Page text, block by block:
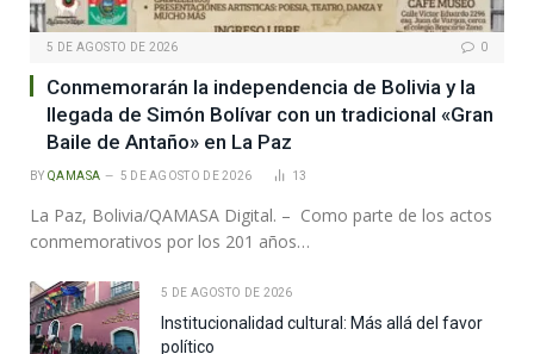
5 DE AGOSTO DE 2026 0
Conmemorarán la independencia de Bolivia y la
llegada de Simón Bolívar con un tradicional «Gran
Baile de Antaño» en La Paz
BY QAMASA 5 DE AGOSTO DE 2026 13
La Paz, Bolivia/QAMASA Digital. – Como parte de los actos
conmemorativos por los 201 años…
5 DE AGOSTO DE 2026
Institucionalidad cultural: Más allá del favor
político